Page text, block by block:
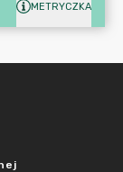
METRYCZKA